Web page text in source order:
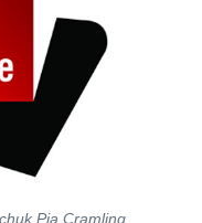
Pia Cramling